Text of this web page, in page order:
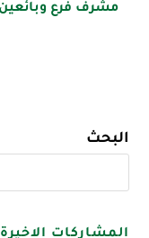
البحث
المشاركات الاخيرة